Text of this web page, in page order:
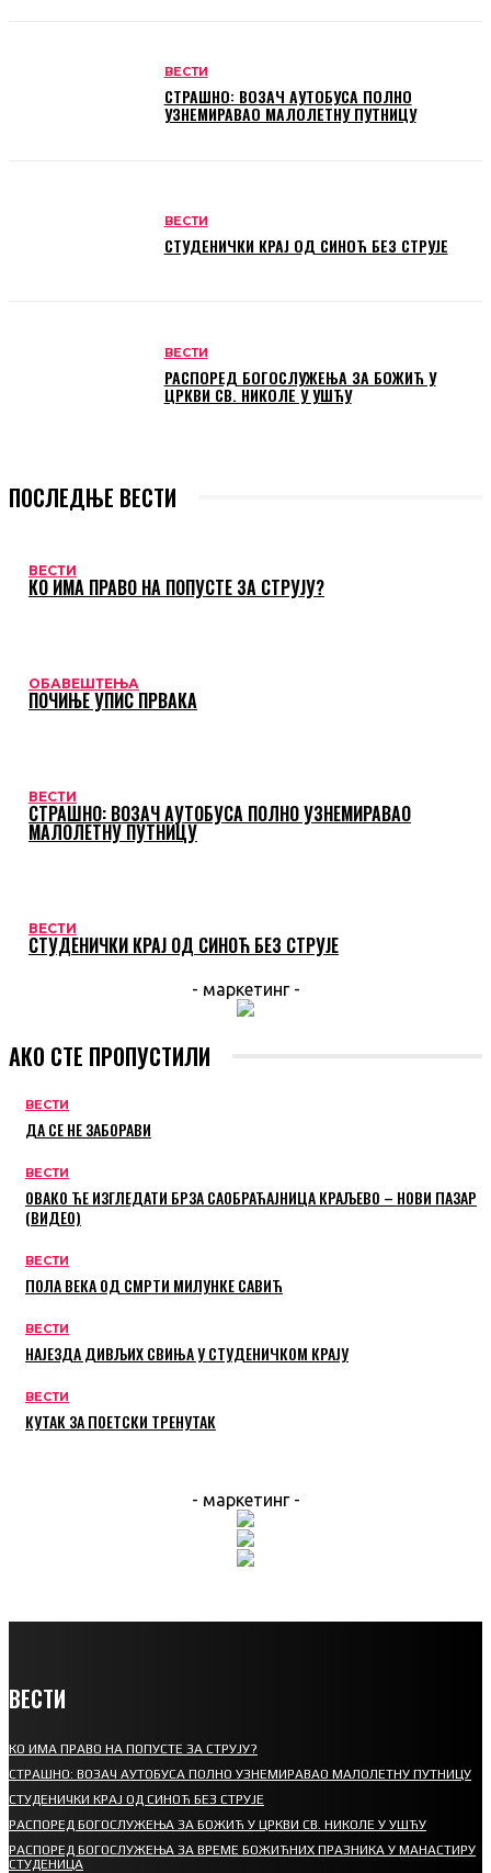
ВЕСТИ
СТРАШНО: ВОЗАЧ АУТОБУСА ПОЛНО
УЗНЕМИРАВАО МАЛОЛЕТНУ ПУТНИЦУ
ВЕСТИ
СТУДЕНИЧКИ КРАЈ ОД СИНОЋ БЕЗ СТРУЈЕ
ВЕСТИ
РАСПОРЕД БОГОСЛУЖЕЊА ЗА БОЖИЋ У
ЦРКВИ СВ. НИКОЛЕ У УШЋУ
ПОСЛЕДЊЕ ВЕСТИ
ВЕСТИ
КО ИМА ПРАВО НА ПОПУСТЕ ЗА СТРУЈУ?
ОБАВЕШТЕЊА
ПОЧИЊЕ УПИС ПРВАКА
ВЕСТИ
СТРАШНО: ВОЗАЧ АУТОБУСА ПОЛНО УЗНЕМИРАВАО
МАЛОЛЕТНУ ПУТНИЦУ
ВЕСТИ
СТУДЕНИЧКИ КРАЈ ОД СИНОЋ БЕЗ СТРУЈЕ
- маркетинг -
АКО СТЕ ПРОПУСТИЛИ
ВЕСТИ
ДА СЕ НЕ ЗАБОРАВИ
ВЕСТИ
ОВАКО ЋЕ ИЗГЛЕДАТИ БРЗА САОБРАЋАЈНИЦА КРАЉЕВО – НОВИ ПАЗАР
(ВИДЕО)
ВЕСТИ
ПОЛА ВЕКА ОД СМРТИ МИЛУНКЕ САВИЋ
ВЕСТИ
НАЈЕЗДА ДИВЉИХ СВИЊА У СТУДЕНИЧКОМ КРАЈУ
ВЕСТИ
КУТАК ЗА ПОЕТСКИ ТРЕНУТАК
- маркетинг -
ВЕСТИ
КО ИМА ПРАВО НА ПОПУСТЕ ЗА СТРУЈУ?
СТРАШНО: ВОЗАЧ АУТОБУСА ПОЛНО УЗНЕМИРАВАО МАЛОЛЕТНУ ПУТНИЦУ
СТУДЕНИЧКИ КРАЈ ОД СИНОЋ БЕЗ СТРУЈЕ
РАСПОРЕД БОГОСЛУЖЕЊА ЗА БОЖИЋ У ЦРКВИ СВ. НИКОЛЕ У УШЋУ
РАСПОРЕД БОГОСЛУЖЕЊА ЗА ВРЕМЕ БОЖИЋНИХ ПРАЗНИКА У МАНАСТИРУ
СТУДЕНИЦА